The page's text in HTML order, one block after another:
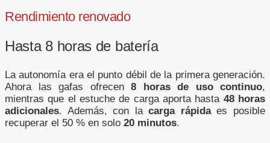
Rendimiento renovado
Hasta 8 horas de batería
La autonomía era el punto débil de la primera generación.
Ahora las gafas ofrecen 8 horas de uso continuo,
mientras que el estuche de carga aporta hasta 48 horas
adicionales. Además, con lacarga rápidaes posible
recuperar el 50 % en solo 20 minutos.